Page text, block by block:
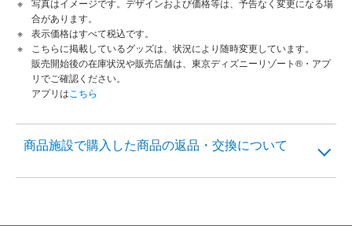
写真はイメージです。デザインおよび価格等は、予告なく変更になる場
合があります。
表示価格はすべて税込です。
こちらに掲載しているグッズは、状況により随時変更しています。
販売開始後の在庫状況や販売店舗は、東京ディズニーリゾート®・アプ
リでご確認ください。
アプリは こちら
商品施設で購入した商品の返品・交換について